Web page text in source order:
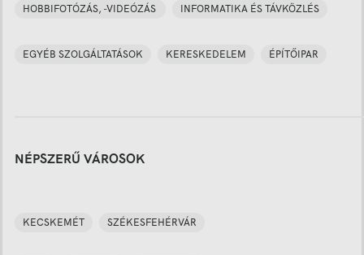
HOBBIFOTÓZÁS, -VIDEÓZÁS INFORMATIKA ÉS TÁVKÖZLÉS
EGYÉB SZOLGÁLTATÁSOK KERESKEDELEM ÉPÍTŐIPAR
NÉPSZERŰ VÁROSOK
KECSKEMÉT SZÉKESFEHÉRVÁR